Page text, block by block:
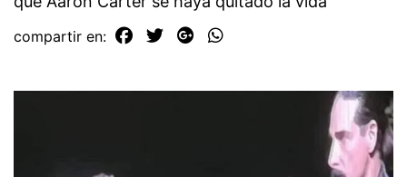
compartir en: